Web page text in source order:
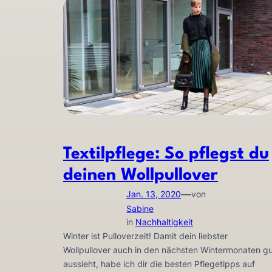
Textilpflege: So pflegst du
deinen Wollpullover
Jan. 13, 2020—von
Sabine
in Nachhaltigkeit
Winter ist Pulloverzeit! Damit dein liebster
Wollpullover auch in den nächsten Wintermonaten
aussieht, habe ich dir die besten Pflegetipps auf